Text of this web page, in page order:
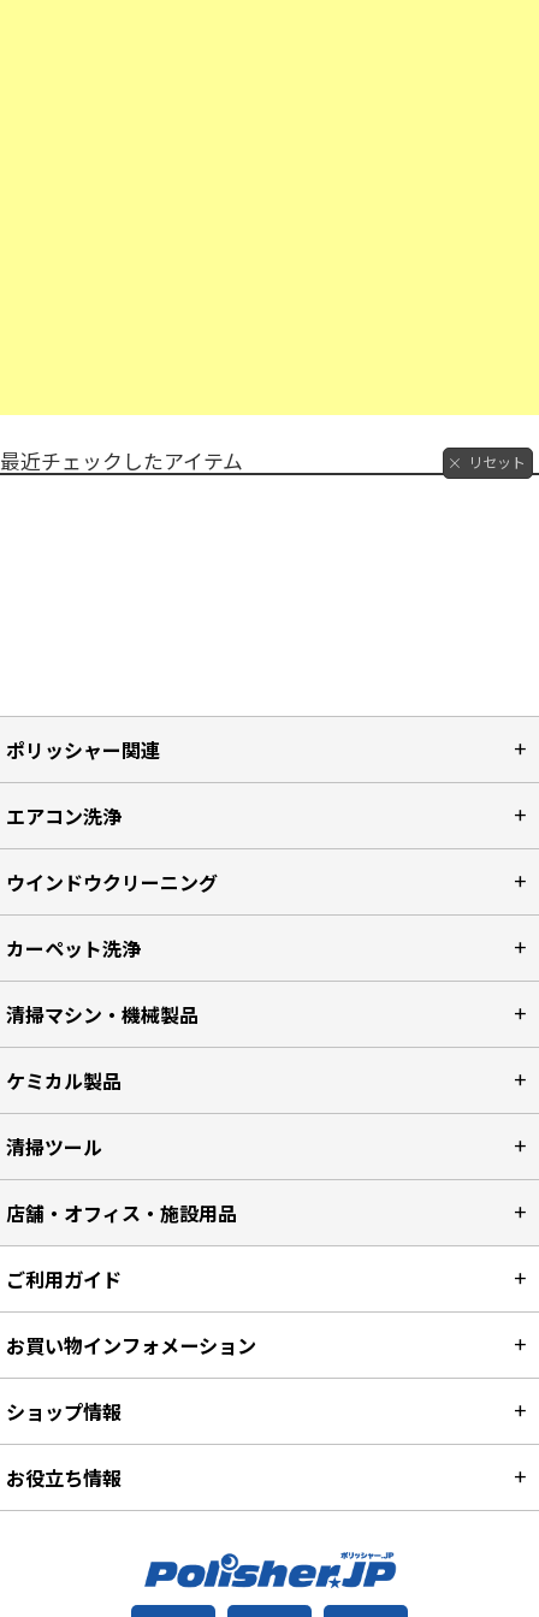
最近チェックしたアイテム リセット
ポリッシャー関連
エアコン洗浄
ウインドウクリーニング
カーペット洗浄
清掃マシン・機械製品
ケミカル製品
清掃ツール
店舗・オフィス・施設用品
ご利用ガイド
お買い物インフォメーション
ショップ情報
お役立ち情報